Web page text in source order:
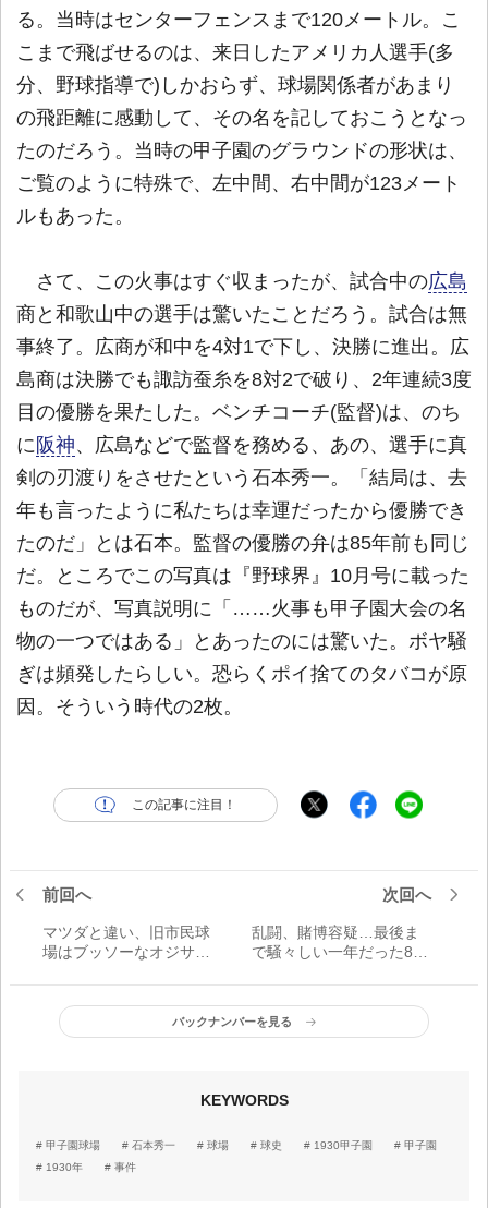
る。当時はセンターフェンスまで120メートル。こ
こまで飛ばせるのは、来日したアメリカ人選手(多
分、野球指導で)しかおらず、球場関係者があまり
の飛距離に感動して、その名を記しておこうとなっ
たのだろう。当時の甲子園のグラウンドの形状は、
ご覧のように特殊で、左中間、右中間が123メート
ルもあった。
さて、この火事はすぐ収まったが、試合中の広島
商と和歌山中の選手は驚いたことだろう。試合は無
事終了。広商が和中を4対1で下し、決勝に進出。広
島商は決勝でも諏訪蚕糸を8対2で破り、2年連続3度
目の優勝を果たした。ベンチコーチ(監督)は、のち
に阪神、広島などで監督を務める、あの、選手に真
剣の刃渡りをさせたという石本秀一。「結局は、去
年も言ったように私たちは幸運だったから優勝でき
たのだ」とは石本。監督の優勝の弁は85年前も同じ
だ。ところでこの写真は『野球界』10月号に載った
ものだが、写真説明に「……火事も甲子園大会の名
物の一つではある」とあったのには驚いた。ボヤ騒
ぎは頻発したらしい。恐らくポイ捨てのタバコが原
因。そういう時代の2枚。
この記事に注目！
前回へ
マツダと違い、旧市民球
場はブッソーなオジサン
次回へ
乱闘、賭博容疑…最後ま
で騒々しい一年だった87
バックナンバーを見る
KEYWORDS
甲子園球場 石本秀一 球場 球史 1930甲子園
甲子園
1930年
事件